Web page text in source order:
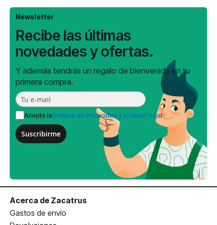
Newsletter
Recibe las últimas
novedades y ofertas.
Y además tendrás un regalo de bienvenida en tu
primera compra.
Acepto la Política de Privacidad y el Aviso legal
Suscribirme
Acerca de Zacatrus
Gastos de envío